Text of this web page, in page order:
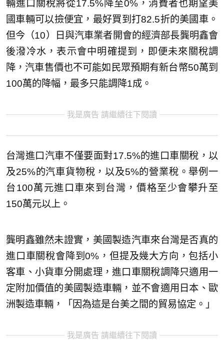
輛進口關稅將從17.5%降至0%，消費者也期望美
國車輛可以撿便宜，最好買到打82.5折的美國車。
但今（10）日與汽車業者開會的經濟部長龔明鑫會
後潑冷水，表示會中明確提到，即便未來關稅調
降，汽車售價也不可能如民眾預期有新台幣50萬到
100萬的降幅，最多只能調降1成。
我是廣告 請繼續往下閱讀
台灣進口汽車不僅要面對17.5%的進口車關稅，以
及25%的汽車貨物稅，以及5%的營業稅。舉例一
台100萬元進口車來到台灣，價格至少會攀升至
150萬元以上。
龔明鑫雖然未證實，美國製造汽車來台灣是否真的
進口車關稅會降到0%，但提及幾大方向，包括小
客車、小貨車分開處理，進口車關稅調降只適用一
定附加價值的美國製造車輛，並不會適用日本、歐
洲製造車輛，「因為這是台美之間的貿易協定。」
我是廣告 請繼續往下閱讀